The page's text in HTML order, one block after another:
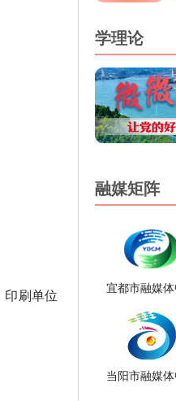
印刷单位
学理论
融媒矩阵
宜都市融媒
当阳市融媒